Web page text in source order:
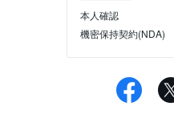
本人確認
機密保持契約(NDA)